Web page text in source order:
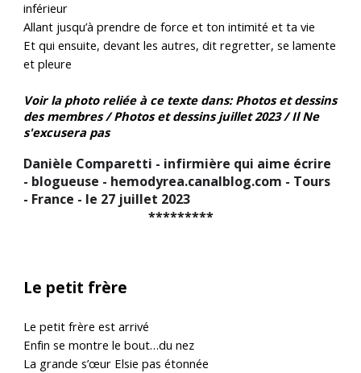
inférieur
Allant jusqu’à prendre de force et ton intimité et ta vie
Et qui ensuite, devant les autres, dit regretter, se lamente
et pleure
Voir laphoto reliéeà ce texte dans: Photos et dessins
des membres / Photos et dessins juillet 2023 / IlNe
s'excusera pas
Danièle Comparetti - infirmière qui aime écrire
- blogueuse - hemodyrea.canalblog.com - Tours
- France - le 27 juillet 2023
*********
Le petit frère
Le petit frère est arrivé
Enfin se montre le bout…du nez
La grande s’œur Elsie pas étonnée